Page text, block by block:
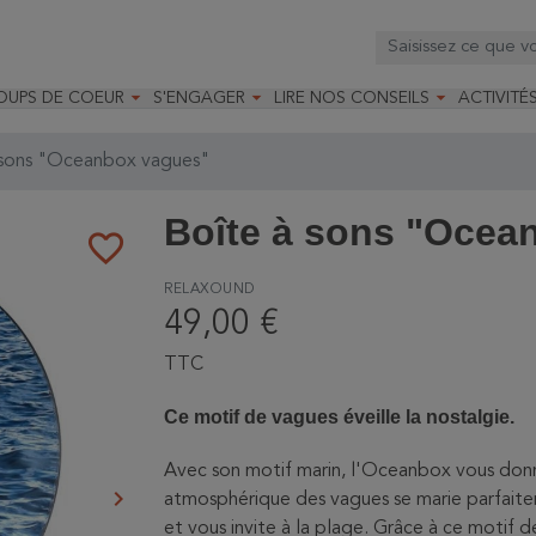
DE COEUR  S'ENGAGER 
Faire un legs
LIRE NOS CONSEILS 
"Oceanbox vagues"
favorite_border
Suivant
keyboard_arrow_right
Boîte à sons
RELAXOUND
49,00 €
TTC
Ce motif de vagues éveille la nostalgie.
Avec son motif marin, l'Oceanbox vous
atmosphérique des vagues se marie
et vous invite à la plage. Grâce à ce motif